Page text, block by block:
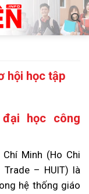
hội học tập
học công
Minh (Ho Chi
– HUIT) là
hệ thống giáo